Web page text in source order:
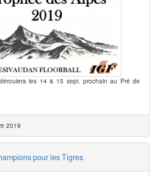
les 14 & 15 sept. prochain au Pré de
2019
pour les Tigres